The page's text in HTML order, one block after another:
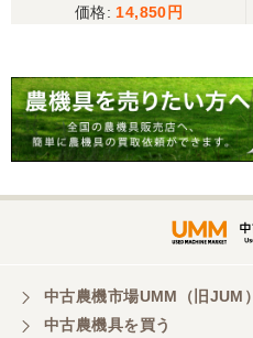
14,850
中古農機市場UMM（旧JUM）
中古農機具を買う